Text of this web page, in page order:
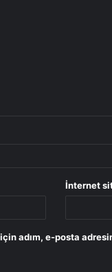
İnternet
adım, e-posta